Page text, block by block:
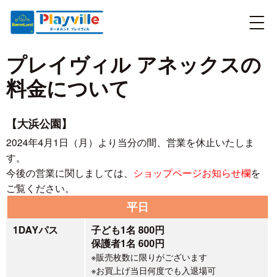
プレイヴィル アネックスの
料金について
【大浜公園】
2024年4月1日（月）より当分の間、営業を休止いたしま
す。
今後の営業に関しましては、 ショップページお知らせ欄を
ご覧ください。
平日
1DAYパス
子ども1名 800円
保護者1名 600円
※販売枚数に限りがございます
※お買上げ当日何度でも入退場可